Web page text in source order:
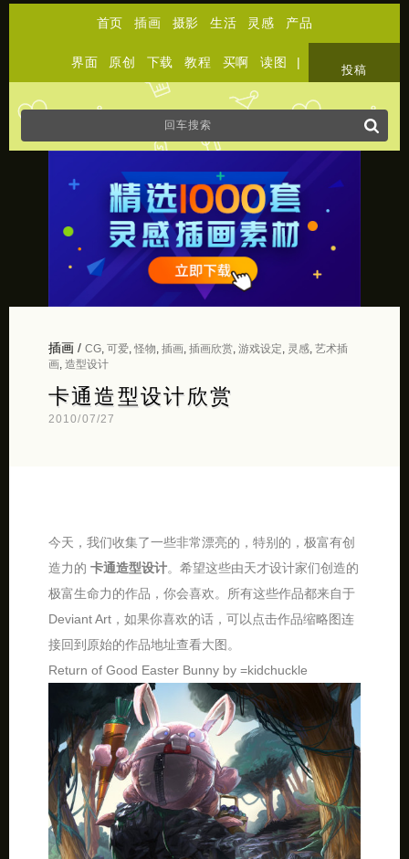
首页 插画 摄影 生活 灵感 产品
界面 原创 下载 教程 买啊 读图 |
投稿
插画/ CG, 可爱, 怪物 插画, 插画欣赏, 游戏设定 灵感, 艺术插
画, 造型设计
卡通造型设计欣赏
2010/07/27
今天，我们收集了一些非常漂亮的，特别的，极富有创
造力的 卡通造型设计。希望这些由天才设计家们创造的
极富生命力的作品，你会喜欢。所有这些作品都来自于
Deviant Art，如果你喜欢的话，可以点击作品缩略图连
接回到原始的作品地址查看大图。
Return of Good Easter Bunny by =kidchuckle